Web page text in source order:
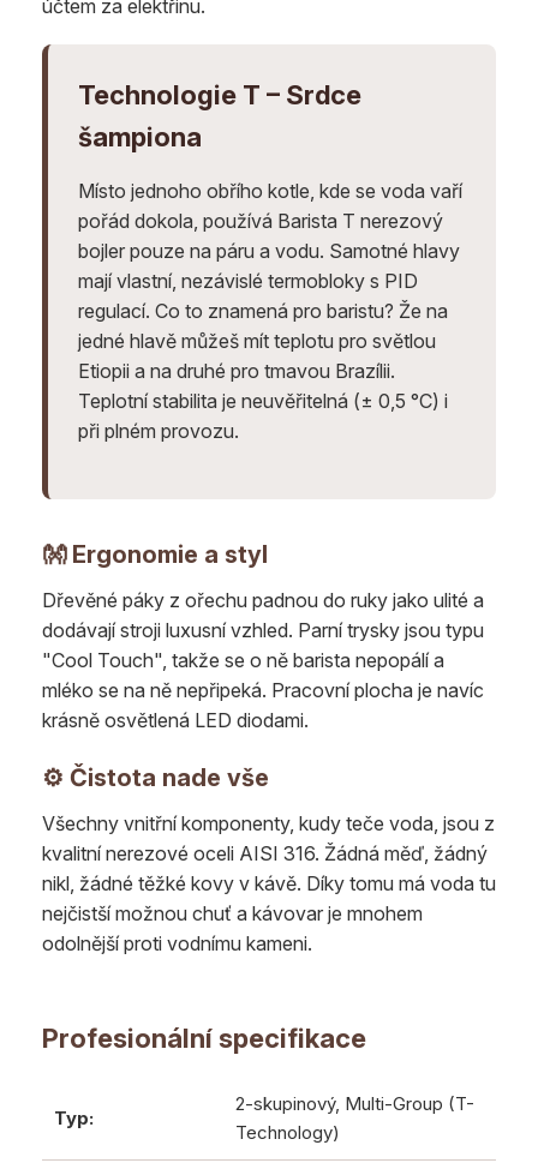
účtem za elektřinu.
Technologie T – Srdce
šampiona
Místo jednoho obřího kotle, kde se voda vaří
pořád dokola, používá Barista T nerezový
bojler pouze na páru a vodu. Samotné hlavy
mají vlastní, nezávislé termobloky s PID
regulací. Co to znamená pro baristu? Že na
jedné hlavě můžeš mít teplotu pro světlou
Etiopii a na druhé pro tmavou Brazílii.
Teplotní stabilita je neuvěřitelná (± 0,5 °C) i
při plném provozu.
👐 Ergonomie a styl
Dřevěné páky z ořechu padnou do ruky jako ulité a
dodávají stroji luxusní vzhled. Parní trysky jsou typu
"Cool Touch", takže se o ně barista nepopálí a
mléko se na ně nepřipeká. Pracovní plocha je navíc
krásně osvětlená LED diodami.
⚙️ Čistota nade vše
Všechny vnitřní komponenty, kudy teče voda, jsou z
kvalitní nerezové oceli AISI 316. Žádná měď, žádný
nikl, žádné těžké kovy v kávě. Díky tomu má voda tu
nejčistší možnou chuť a kávovar je mnohem
odolnější proti vodnímu kameni.
Profesionální specifikace
Typ:
2-skupinový, Multi-Group (T-
Technology)